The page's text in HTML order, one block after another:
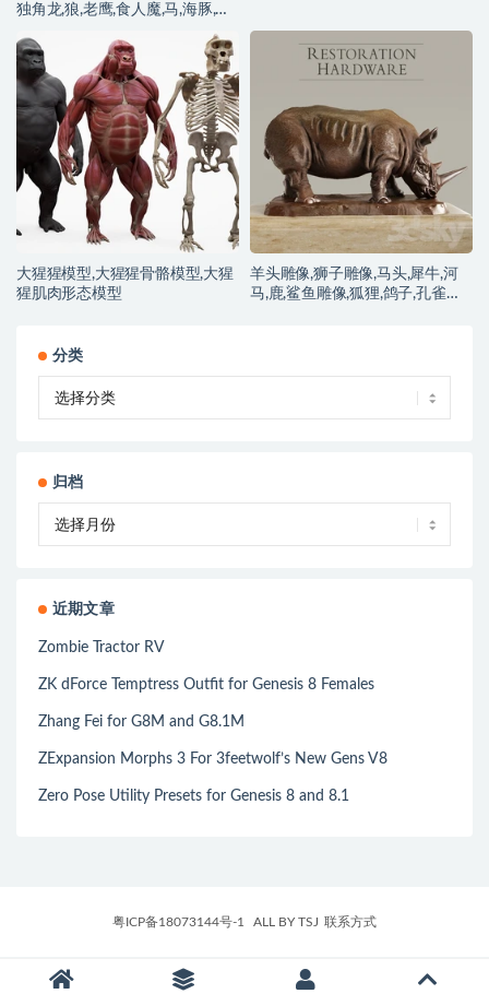
独角龙,狼,老鹰,食人魔,马,海豚,大
大猩猩模型,大猩猩骨骼模型,大猩
猩肌肉形态模型
羊头雕像,狮子雕像,马头,犀牛,河
马,鹿,鲨鱼雕像,狐狸,鸽子,孔雀铜
分类
归档
近期文章
Zombie Tractor RV
ZK dForce Temptress Outfit for Genesis 8 Females
Zhang Fei for G8M and G8.1M
ZExpansion Morphs 3 For 3feetwolf’s New Gens V8
Zero Pose Utility Presets for Genesis 8 and 8.1
粤ICP备18073144号-1 ALL BY TSJ 联系方式